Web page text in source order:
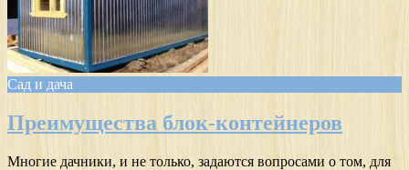
Сад и дача
Преимущества блок-контейнеров
Многие дачники, и не только, задаются вопросами о том, для